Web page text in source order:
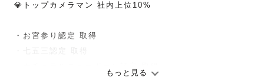
💎トップカメラマン 社内上位10%
・お宮参り認定 取得
・七五三認定 取得
もっと見る